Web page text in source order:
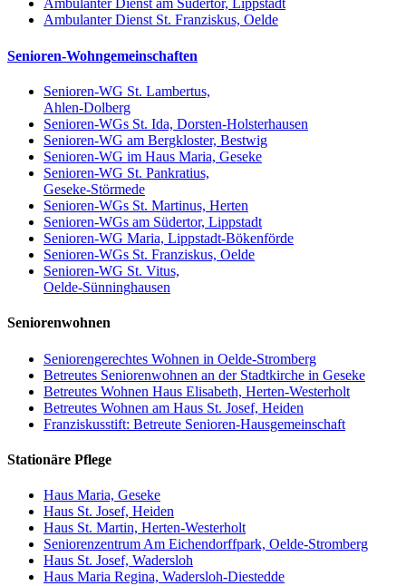
Ambulanter Dienst am Südertor, Lippstadt
Ambulanter Dienst St. Franziskus, Oelde
Senioren-Wohngemeinschaften
Senioren-WG St. Lambertus,
Ahlen-Dolberg
Senioren-WGs St. Ida, Dorsten-Holsterhausen
Senioren-WG am Bergkloster, Bestwig
Senioren-WG im Haus Maria, Geseke
Senioren-WG St. Pankratius,
Geseke-Störmede
Senioren-WGs St. Martinus, Herten
Senioren-WGs am Südertor, Lippstadt
Senioren-WG Maria, Lippstadt-Bökenförde
Senioren-WGs St. Franziskus, Oelde
Senioren-WG St. Vitus,
Oelde-Sünninghausen
Seniorenwohnen
Seniorengerechtes Wohnen in Oelde-Stromberg
Betreutes Seniorenwohnen an der Stadtkirche in Geseke
Betreutes Wohnen Haus Elisabeth, Herten-Westerholt
Betreutes Wohnen am Haus St. Josef, Heiden
Franziskusstift: Betreute Senioren-Hausgemeinschaft
Stationäre Pflege
Haus Maria, Geseke
Haus St. Josef, Heiden
Haus St. Martin, Herten-Westerholt
Seniorenzentrum Am Eichendorffpark, Oelde-Stromberg
Haus St. Josef, Wadersloh
Haus Maria Regina, Wadersloh-Diestedde